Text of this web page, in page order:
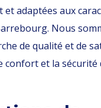
et adaptées aux
Nous
de qualité et de
confort et la sécurité